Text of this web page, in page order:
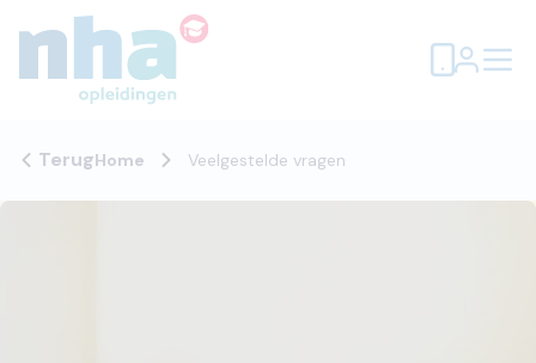
TerugHome Veelgestelde vragen